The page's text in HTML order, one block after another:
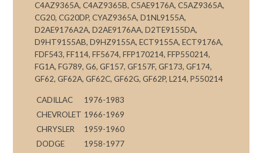
C4AZ9365A, C4AZ9365B, C5AE9176A, C5AZ9365A,
CG20, CG20DP, CYAZ9365A, D1NL9155A,
D2AE9176A2A, D2AE9176AA, D2TE9155DA,
D9HT9155AB, D9HZ9155A, ECT9155A, ECT9176A,
FDF543, FF114, FF5674, FFP170214, FFP550214,
FG1A, FG789, G6, GF157, GF157F, GF173, GF174,
GF62, GF62A, GF62C, GF62G, GF62P, L214, P550214
CADILLAC
1976-1983
CHEVROLET 1966-1969
CHRYSLER
1959-1960
DODGE
1958-1977